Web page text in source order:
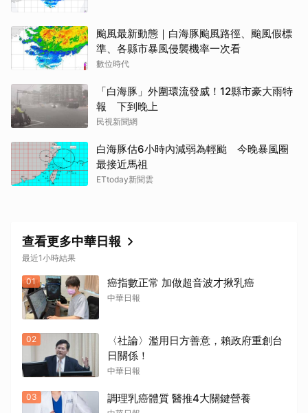
颱風最新動態｜白海豚颱風路徑、颱風假標
準、各縣市暴風侵襲機率一次看
數位時代
「白海豚」外圍環流發威！12縣市豪大雨特
報 下到晚上
民視新聞網
白海豚估6小時內減弱為輕颱 今晚暴風圈
最接近馬祖
ETtoday新聞雲
查看更多中華日報
最近1小時結果
01 癌指數正常 加做超音波才揪乳癌
中華日報
02
〈社論〉濫用日方善意，賴政府重創台
日關係！
中華日報
03 調理乳癌體質 醫推4大關鍵營養